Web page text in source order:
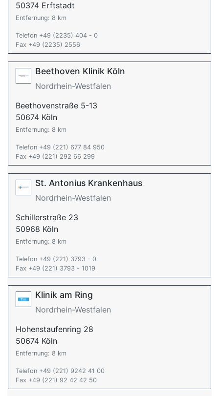
50374 Erftstadt
Entfernung: 8 km
Telefon +49 (2235) 404 - 0
Fax +49 (2235) 2556
Beethoven Klinik Köln
Nordrhein-Westfalen
Beethovenstraße 5-13
50674 Köln
Entfernung: 8 km
Telefon +49 (221) 677 84 950
Fax +49 (221) 292 66 299
St. Antonius Krankenhaus
Nordrhein-Westfalen
Schillerstraße 23
50968 Köln
Entfernung: 8 km
Telefon +49 (221) 3793 - 0
Fax +49 (221) 3793 - 1019
Klinik am Ring
Nordrhein-Westfalen
Hohenstaufenring 28
50674 Köln
Entfernung: 8 km
Telefon +49 (221) 9242 41 00
Fax +49 (221) 92 42 42 50